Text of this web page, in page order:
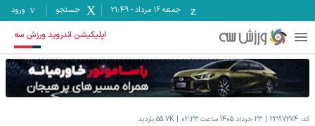
جمعه ۱۶ مرداد -
21:49 جستجو ورود
اپلیکیشن اندروید ورزش سه
کد: 2387274 23 خرداد 1405 ساعت 02:23 55.7K بازدید